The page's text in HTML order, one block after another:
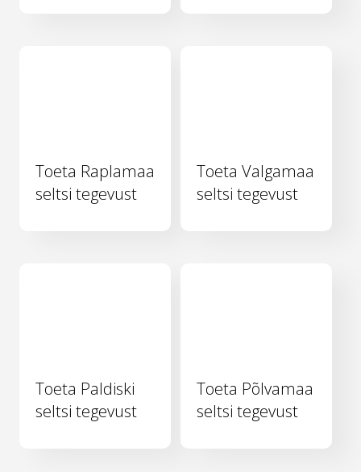
Toeta Raplamaa
seltsi tegevust
Toeta Valgamaa
seltsi tegevust
Toeta Paldiski
seltsi tegevust
Toeta Põlvamaa
seltsi tegevust